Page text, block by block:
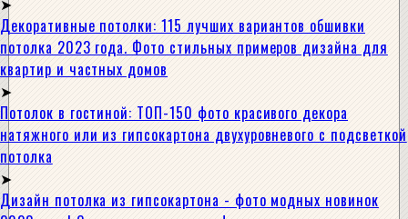
Декоративные потолки: 115 лучших вариантов обшивки
потолка 2023 года. Фото стильных примеров дизайна для
квартир и частных домов
Потолок в гостиной: ТОП-150 фото красивого декора
натяжного или из гипсокартона двухуровневого с подсветкой
потолка
Дизайн потолка из гипсокартона - фото модных новинок